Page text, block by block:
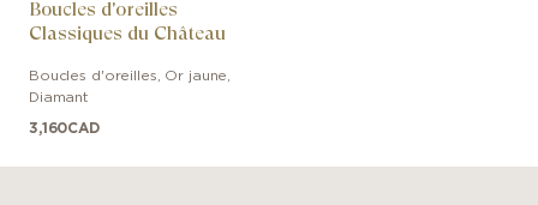
Boucles d'oreilles
Classiques du Château
Boucles d'oreilles Or jaune
Diamant
3,160CAD